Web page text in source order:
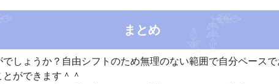
まとめ
でしょうか？自由シフトのため無理のない範囲で自分ペース
とができます＾＾